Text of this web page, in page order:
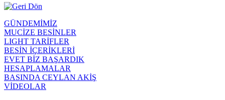
GÜNDEMİMİZ
MUCİZE BESİNLER
LIGHT TARİFLER
BESİN İÇERİKLERİ
EVET BİZ BAŞARDIK
HESAPLAMALAR
BASINDA CEYLAN AKİŞ
VİDEOLAR